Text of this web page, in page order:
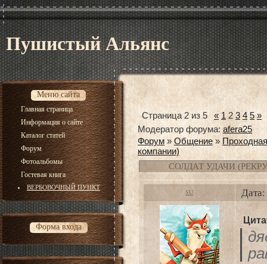
Пушистый Альянс
Меню сайта
Главная страница
Информация о сайте
Каталог статей
Форум
Фотоальбомы
Гостевая книга
ВЕРБОВОЧНЫЙ ПУНКТ
Форма входа
Страница 2 из5 « 1 2 3 4 5 »
Модератор форума: afera25
Форум » Общение » Проходная
компании)
СОЛДАТ УДАЧИ
SU